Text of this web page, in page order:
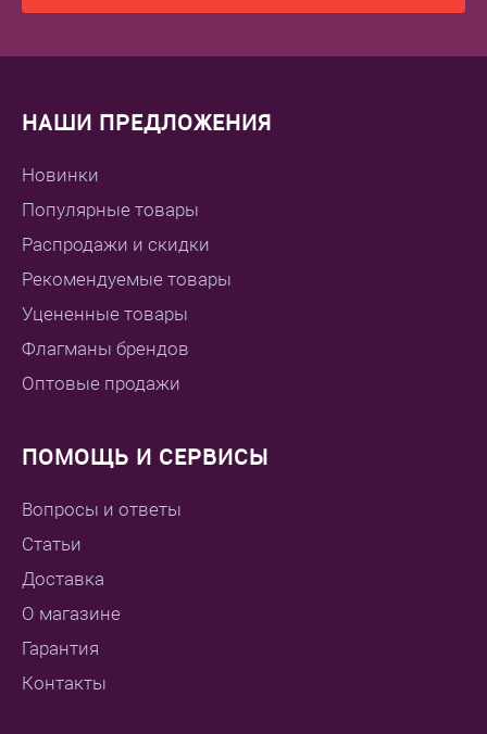
НАШИ ПРЕДЛОЖЕНИЯ
Новинки
Популярные товары
Распродажи и скидки
Рекомендуемые товары
Уцененные товары
Флагманы брендов
Оптовые продажи
ПОМОЩЬ И СЕРВИСЫ
Вопросы и ответы
Статьи
Доставка
О магазине
Гарантия
Контакты